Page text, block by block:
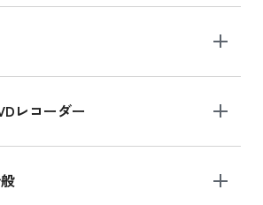
レコーダー
8.3インチ の新品買取価格
シリーズ
の新品買取価格
インチ シリーズ